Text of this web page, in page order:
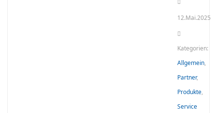
12.Mai.2025
Kategorien:
Allgemein,
Partner,
Produkte,
Service